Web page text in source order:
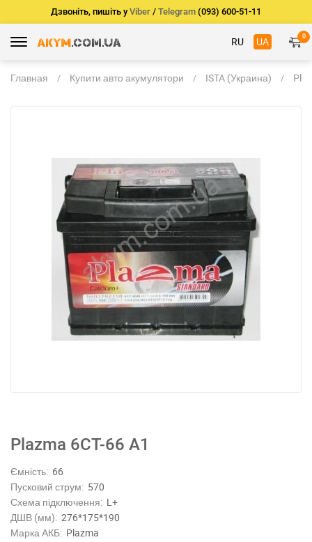
Дзвоніть, пишіть у Viber / Telegram (093) 600-51-11
RU UA 0
Главная Купити авто акумулятори ISTA (Украина)
Plazma 6СТ-66 А1
Ємність: 66
Пусковий струм: 570
Схема підключення: L+
ДШВ (мм): 276*175*190
Марка АКБ: Plazma